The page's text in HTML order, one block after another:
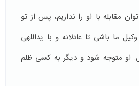
مقابله با او را نداریم، پس از تو
ما باشی تا عادلانه و با یداللهی
او متوجه شود و دیگر به کسی ظلم